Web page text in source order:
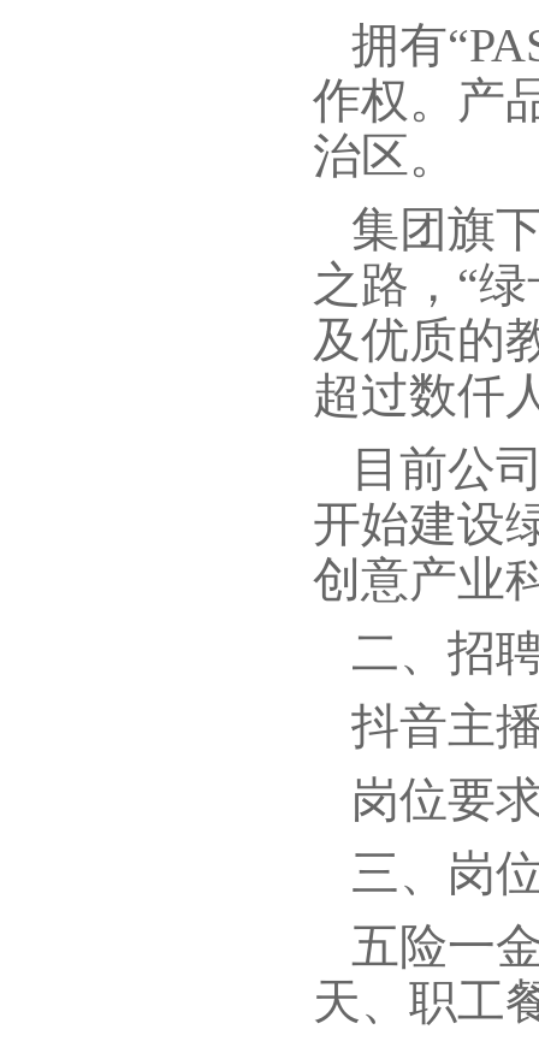
拥有
作权。产
治区。
集团旗
之路，“
及优质的
超过数仟
目前公
开始建设
创意产业
二、招
抖音主
岗位要
三、岗
五险一
天、职工